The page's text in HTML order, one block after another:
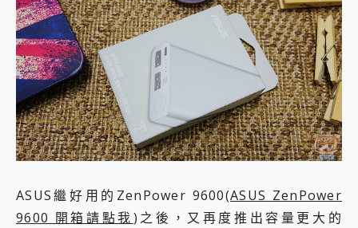
一鍵修復模糊影片、舊照的 AI 好幫手! VideoProc Converter AI 新版全解析 × 年末優惠，一篇全看懂
外型超吸晴~ 給您絕佳操控體驗 GravaStar Mercury K1 系列 異星機械鍵盤與 Mercury X 系列 輕量無線電競滑鼠 開箱 評測
小巧好吸不擋鏡頭 有Qi2認證的 ONPRO MagReact MXs2 5000mAh薄型磁吸無線急速行動電源 開箱 評測
會走動的冷暖氣 SONY REON POCKET PRO 穿戴式智慧冷暖調溫裝置 開箱 評測
寶可夢飛人外掛iToolab AnyGo全新升級，GO Fest 五折優惠嗨翻天！支援 iOS/Android！
百倍變焦實測~ vivo X200 Pro 與 S25 Ultra 誰能滿足全場景拍攝需求？
COMPUTEX 2025 來囉！AGI亞奇雷 AI・Gaming・創作儲存方案登場，趕快來AGI亞奇雷挑戰任務抽 PS5！
自帶線的 有線無線都能充 ONPRO MagReact M5 10000mAh 5合1 磁吸無線急速行動電源 開箱 評測
ASUS繼好用的ZenPower 9600(ASUS ZenPower
9600 開箱請點我)之後，又再度推出容量更大的